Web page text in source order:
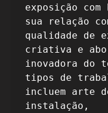
exposição com
sua relação
qualidade de
criativa e
inovadora do
tipos de
incluem arte
instalação,